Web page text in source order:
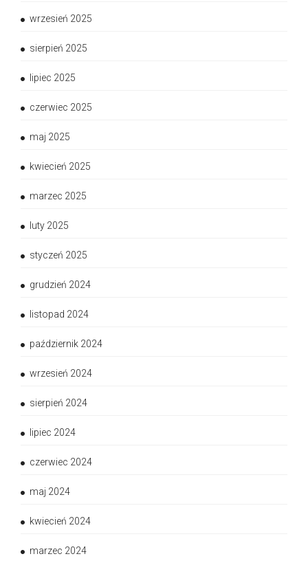
wrzesień 2025
sierpień 2025
lipiec 2025
czerwiec 2025
maj 2025
kwiecień 2025
marzec 2025
luty 2025
styczeń 2025
grudzień 2024
listopad 2024
październik 2024
wrzesień 2024
sierpień 2024
lipiec 2024
czerwiec 2024
maj 2024
kwiecień 2024
marzec 2024